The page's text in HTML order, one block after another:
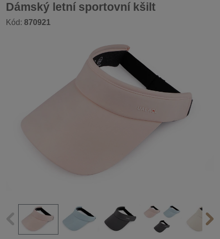
Dámský letní sportovní kšilt
Kód: 870921